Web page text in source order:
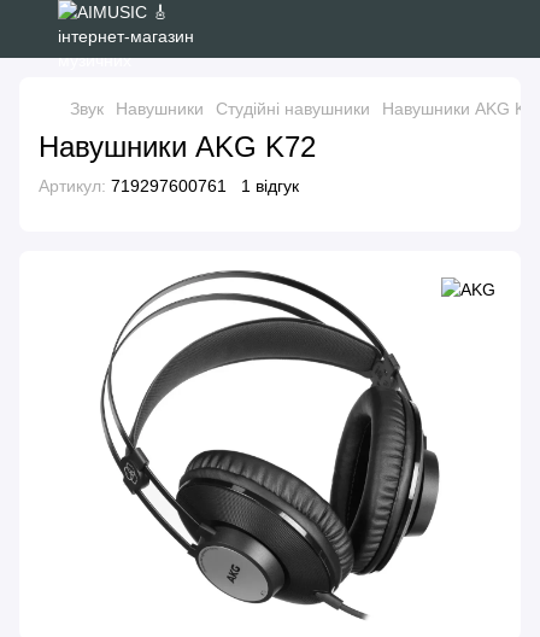
Звук Навушники Студійні навушники Навушники AKG
Навушники AKG K72
Артикул: 719297600761 1 відгук